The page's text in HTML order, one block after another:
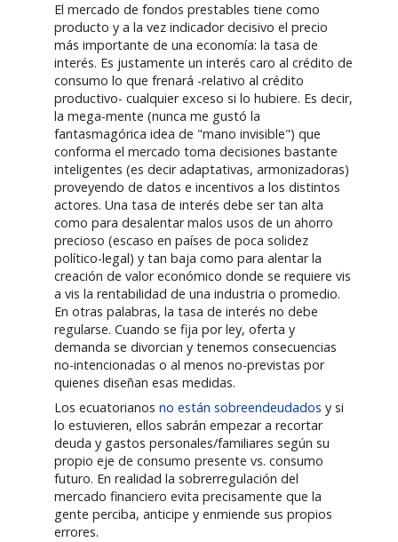
El mercado de fondos prestables tiene como
producto y a la vez indicador decisivo el precio
más importante de una economía: la tasa de
interés. Es justamente un interés caro al crédito de
consumo lo que frenará -relativo al crédito
productivo- cualquier exceso si lo hubiere. Es decir,
la mega-mente (nunca me gustó la
fantasmagórica idea de "mano invisible") que
conforma el mercado toma decisiones bastante
inteligentes (es decir adaptativas, armonizadoras)
proveyendo de datos e incentivos a los distintos
actores. Una tasa de interés debe ser tan alta
como para desalentar malos usos de un ahorro
precioso (escaso en países de poca solidez
político-legal) y tan baja como para alentar la
creación de valor económico donde se requiere vis
a vis la rentabilidad de una industria o promedio.
En otras palabras, la tasa de interés no debe
regularse. Cuando se fija por ley, oferta y
demanda se divorcian y tenemos consecuencias
no-intencionadas o al menos no-previstas por
quienes diseñan esas medidas.
Los ecuatorianosno están sobreendeudados y si
lo estuvieren, ellos sabrán empezar a recortar
deuda y gastos personales/familiares según su
propio eje de consumo presente vs. consumo
futuro. En realidad la sobrerregulación del
mercado financiero evita precisamente que la
gente perciba, anticipe y enmiende sus propios
errores.